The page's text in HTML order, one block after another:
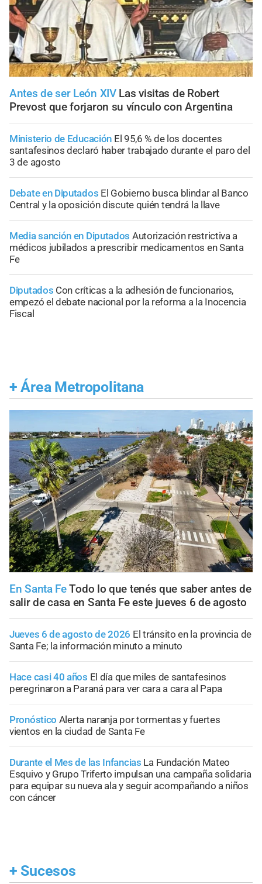
Antes de ser León XIV Las visitas de Robert
Prevost que forjaron su vínculo con Argentina
Ministerio de Educación El 95,6 % de los docentes
santafesinos declaró haber trabajado durante el paro del
3 de agosto
Debate en Diputados El Gobierno busca blindar al Banco
Central y la oposición discute quién tendrá la llave
Media sanción en Diputados Autorización restrictiva a
médicos jubilados a prescribir medicamentos en Santa
Fe
Diputados Con críticas a la adhesión de funcionarios,
empezó el debate nacional por la reforma a la Inocencia
Fiscal
+ Área Metropolitana
En Santa Fe Todo lo que tenés que saber antes de
salir de casa en Santa Fe este jueves 6 de agosto
Jueves 6 de agosto de 2026 El tránsito en la provincia de
Santa Fe; la información minuto a minuto
Hace casi 40 años El día que miles de santafesinos
peregrinaron a Paraná para ver cara a cara al Papa
Pronóstico Alerta naranja por tormentas y fuertes
vientos en la ciudad de Santa Fe
Durante el Mes de las Infancias La Fundación Mateo
Esquivo y Grupo Triferto impulsan una campaña solidaria
para equipar su nueva ala y seguir acompañando a niños
con cáncer
+ Sucesos